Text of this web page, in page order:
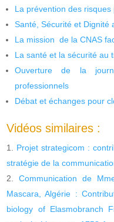
La prévention des
Santé, Sécurité et Dignité
La mission de la CNAS
La santé et la sécurité au
Ouverture de la
professionnels
Débat et échanges pour
Vidéos similaires :
Projet strategicom :
stratégie de la
Communication de
Mascara, Algérie :
biology of Elasmobranch